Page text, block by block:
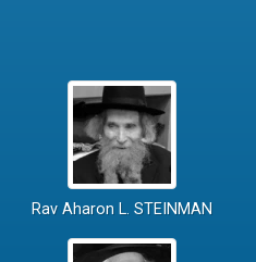
Rav Aharon L. STEINMAN